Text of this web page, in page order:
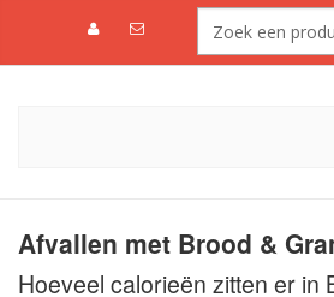
Afvallen met Brood &
Hoeveel calorieën zitten er in